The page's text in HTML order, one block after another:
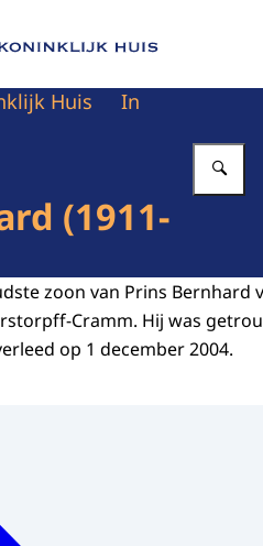
van Het Koninklijk Huis
Huis
In
(1911-
zoon van Prins Bernhard
Cramm. Hij was
op 1 december 2004.